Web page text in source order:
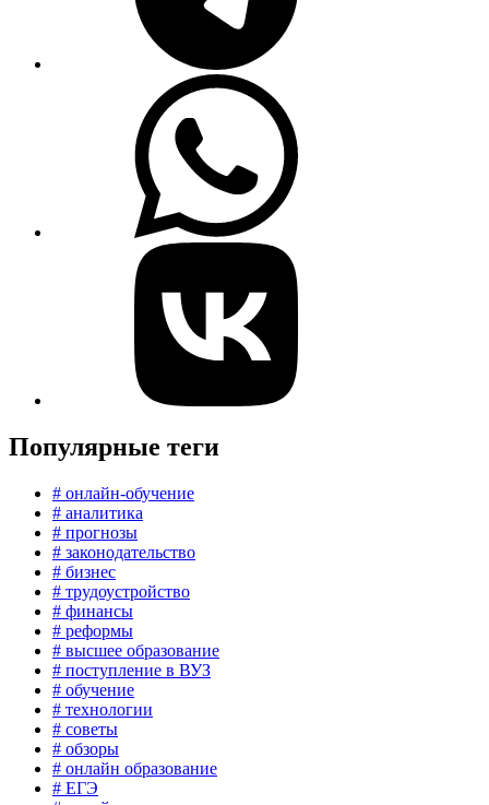
Популярные теги
# онлайн-обучение
# аналитика
# прогнозы
# законодательство
# бизнес
# трудоустройство
# финансы
# реформы
# высшее образование
# поступление в ВУЗ
# обучение
# технологии
# советы
# обзоры
# онлайн образование
# ЕГЭ